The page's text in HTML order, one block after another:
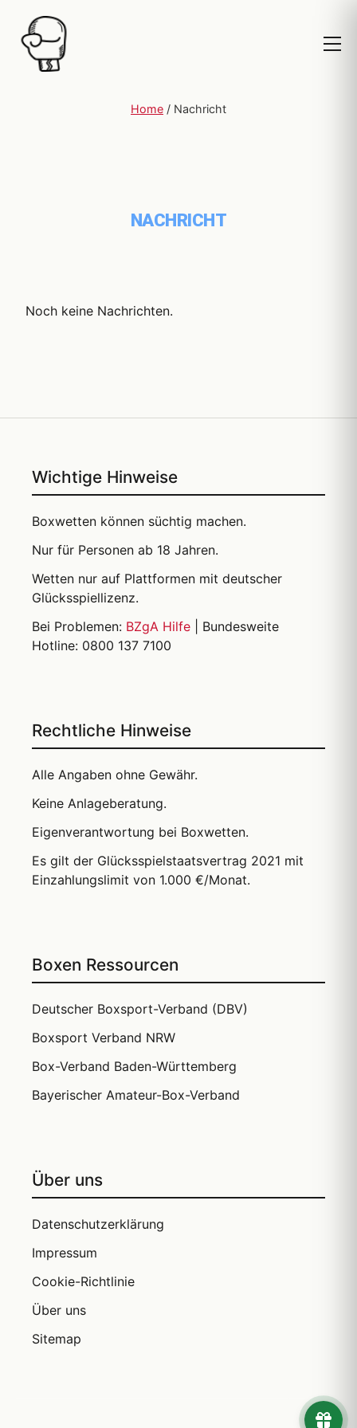
Home / Nachricht
NACHRICHT
Noch keine Nachrichten.
Wichtige Hinweise
Boxwetten können süchtig machen.
Nur für Personen ab 18 Jahren.
Wetten nur auf Plattformen mit deutscher
Glücksspiellizenz.
Bei Problemen: BZgA Hilfe | Bundesweite
Hotline: 0800 137 7100
Rechtliche Hinweise
Alle Angaben ohne Gewähr.
Keine Anlageberatung.
Eigenverantwortung bei Boxwetten.
Es gilt der Glücksspielstaatsvertrag 2021 mit
Einzahlungslimit von 1.000 €/Monat.
Boxen Ressourcen
Deutscher Boxsport-Verband (DBV)
Boxsport Verband NRW
Box-Verband Baden-Württemberg
Bayerischer Amateur-Box-Verband
Über uns
Datenschutzerklärung
Impressum
Cookie-Richtlinie
Über uns
Sitemap